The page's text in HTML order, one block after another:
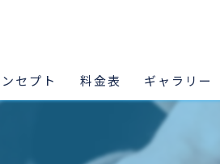
セプト 料金表 ギャラリー